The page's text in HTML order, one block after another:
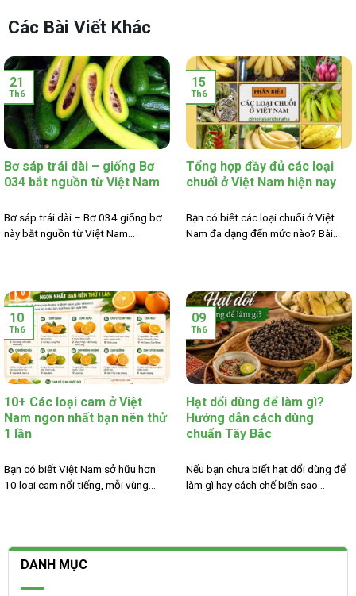
Các Bài Viết Khác
Bơ sáp trái dài – giống Bơ
034 bắt nguồn từ Việt Nam
Bơ sáp trái dài – Bơ 034 giống bơ
này bắt nguồn từ Việt Nam...
21
Th6
Tổng hợp đầy đủ các loại
chuối ở Việt Nam hiện nay
Bạn có biết các loại chuối ở Việt
Nam đa dạng đến mức nào? Bài...
15
Th6
10+ Các loại cam ở Việt
Nam ngon nhất bạn nên thử
1 lần
Bạn có biết Việt Nam sở hữu hơn
10 loại cam nổi tiếng, mỗi vùng...
10
Th6
Hạt dổi dùng để làm gì?
Hướng dẫn cách dùng
chuẩn Tây Bắc
Nếu bạn chưa biết hạt dổi dùng để
làm gì hay cách chế biến sao...
09
Th6
DANH MỤC